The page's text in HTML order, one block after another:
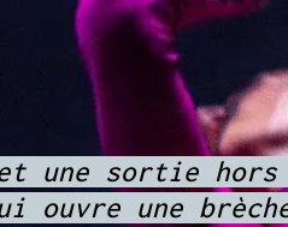
une sortie hors
ouvre une